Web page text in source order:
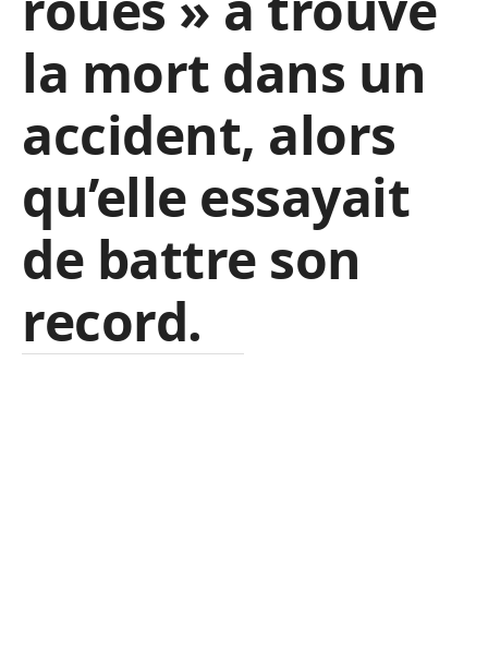
la mort dans un
accident, alors
qu’elle essayait
de battre son
record.